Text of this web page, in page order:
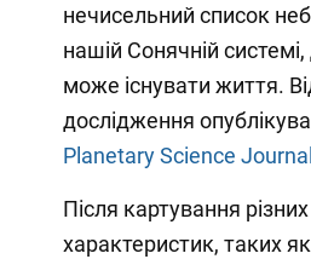
нечисельний список
нашій Сонячній
може існувати життя.
дослідження
Planetary Science
Після картування
характеристик, таких